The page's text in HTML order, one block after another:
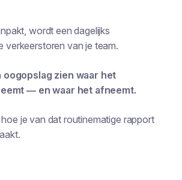
wordt een dagelijks
verkeerstoren van je team.
oogopslag zien waar het
— en waar het afneemt.
hoe je van dat routinematige rapport